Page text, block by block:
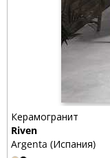
Керамогранит
Riven
Argenta (Испания)